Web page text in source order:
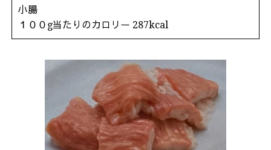
小腸
１００g当たりのカロリー 287kcal